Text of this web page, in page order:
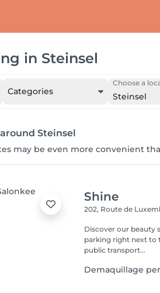
in Steinsel
Categories
Choose a
Steinsel
Steinsel
may be even more convenient
Shine
202, Route de
Discover our beauty
parking right next to
public transport...
Demaquillage